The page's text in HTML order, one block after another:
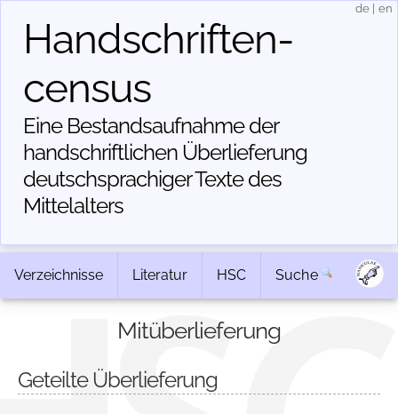
Handschriften­
census
Eine Bestandsaufnahme der
handschriftlichen Über­lieferung
deutschsprachiger Texte des
Mittelalters
de en
Verzeichnisse Literatur HSC Suche
Mitüberlieferung
Geteilte Überlieferung